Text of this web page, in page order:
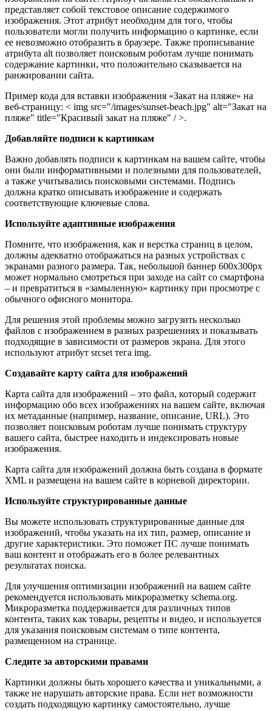
представляет собой текстовое описание содержимого
изображения. Этот атрибут необходим для того, чтобы
пользователи могли получить информацию о картинке, если
ее невозможно отобразить в браузере. Также прописывание
атрибута alt позволяет поисковым роботам лучше понимать
содержание картинки, что положительно сказывается на
ранжировании сайта.
Пример кода для вставки изображения «Закат на пляже» на
веб-страницу: < img src="/images/sunset-beach.jpg" alt="Закат на
пляже" title="Красивый закат на пляже" / >.
Добавляйте подписи к картинкам
Важно добавлять подписи к картинкам на вашем сайте, чтобы
они были информативными и полезными для пользователей,
а также учитывались поисковыми системами. Подпись
должна кратко описывать изображение и содержать
соответствующие ключевые слова.
Используйте адаптивные изображения
Помните, что изображения, как и верстка страниц в целом,
должны адекватно отображаться на разных устройствах с
экранами разного размера. Так, небольшой баннер 600x300px
может нормально смотреться при заходе на сайт со смартфона
– и превратиться в «замыленную» картинку при просмотре с
обычного офисного монитора.
Для решения этой проблемы можно загрузить несколько
файлов с изображением в разных разрешениях и показывать
подходящие в зависимости от размеров экрана. Для этого
используют атрибут srcset тега img.
Создавайте карту сайта для изображений
Карта сайта для изображений – это файл, который содержит
информацию обо всех изображениях на вашем сайте, включая
их метаданные (например, название, описание, URL). Это
позволяет поисковым роботам лучше понимать структуру
вашего сайта, быстрее находить и индексировать новые
изображения.
Карта сайта для изображений должна быть создана в формате
XML и размещена на вашем сайте в корневой директории.
Используйте структурированные данные
Вы можете использовать структурированные данные для
изображений, чтобы указать на их тип, размер, описание и
другие характеристики. Это поможет ПС лучше понимать
ваш контент и отображать его в более релевантных
результатах поиска.
Для улучшения оптимизации изображений на вашем сайте
рекомендуется использовать микроразметку schema.org.
Микроразметка поддерживается для различных типов
контента, таких как товары, рецепты и видео, и используется
для указания поисковым системам о типе контента,
размещенном на странице.
Следите за авторскими правами
Картинки должны быть хорошего качества и уникальными, а
также не нарушать авторские права. Если нет возможности
создать подходящую картинку самостоятельно, лучше